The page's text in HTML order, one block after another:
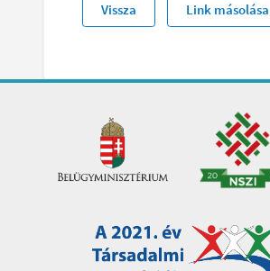
Vissza Link másolása